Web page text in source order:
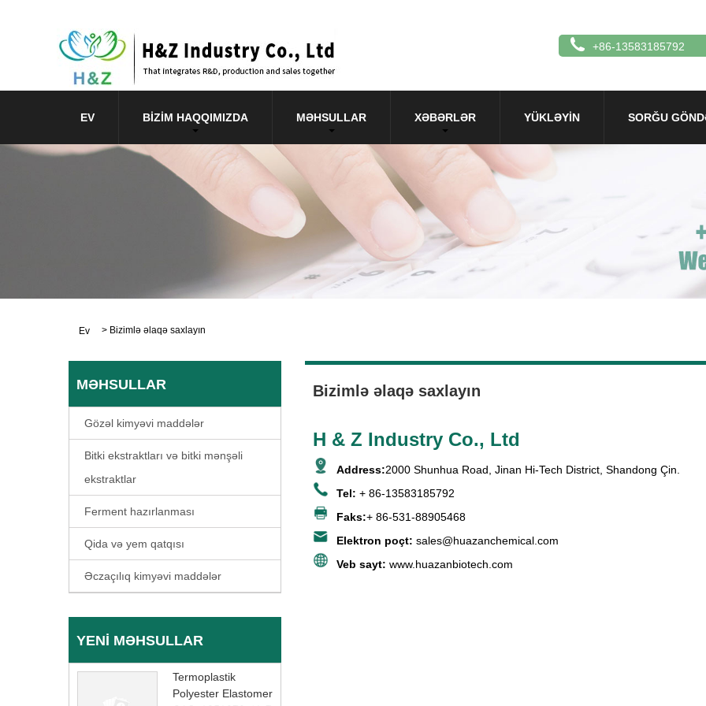
+86-13583185792
EV BIZIM HAQQIMIZDA MƏHSULLAR XƏBƏRLƏR YÜKLƏYIN SORĞU
Ev > Bizimlə əlaqə saxlayın
MƏHSULLAR
Gözəl kimyəvi maddələr
Bitki ekstraktları və bitki mənşəli
ekstraktlar
Ferment hazırlanması
Qida və yem qatqısı
Əczaçılıq kimyəvi maddələr
YENI MƏHSULLAR
Termoplastik
Polyester Elastomer
Bizimlə əlaqə saxlayın
H & Z Industry Co., Ltd
Address:2000 Shunhua Road, Jinan Hi-Tech District, Shandong Çin.
Tel: + 86-13583185792
Faks:+ 86-531-88905468
Elektron poçt: sales@huazanchemical.com
Veb sayt: www.huazanbiotech.com